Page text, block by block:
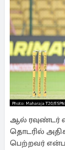
ஆல் ரவுண்டர்
தொடரில்
பெற்றவர்